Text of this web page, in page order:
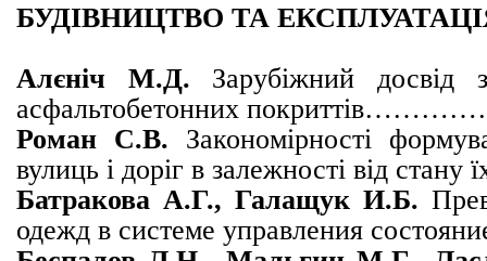
БУДІВНИЦТВО ТА
Алєніч М.Д. Зарубіжний досвід
асфальтобетонних
Роман С.В. Закономірності
вулиць і доріг в залежності від
Батракова А.Г., Галащук И.Б.
одежд в системе управления